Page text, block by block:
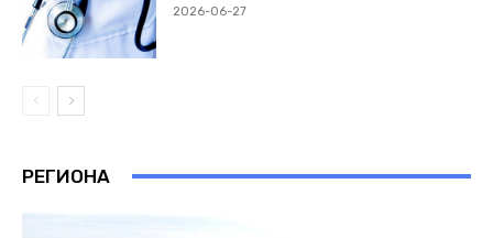
2026-06-27
РЕГИОНА